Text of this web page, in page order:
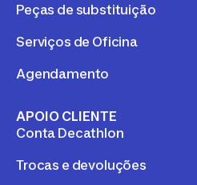
Peças de substituição
Serviços de Oficina
Agendamento
APOIO CLIENTE
Conta Decathlon
Trocas e devoluções